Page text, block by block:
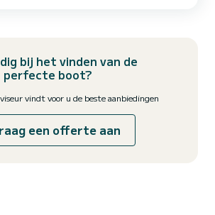
bij het vinden van de
perfecte boot?
vindt voor u de beste aanbiedingen
een offerte aan